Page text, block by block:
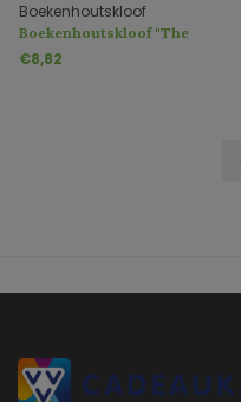
Boekenhoutskloof
Boekenhoutskloof "The
Wolftrap" Blanc
€8,82